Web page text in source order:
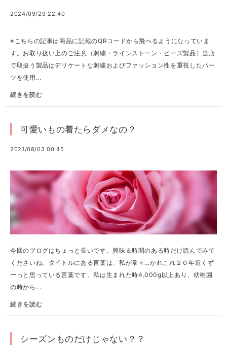
2024/09/29 22:40
※こちらの記事は商品に記載のQRコードから飛べるようになっていま
す。お取り扱い上のご注意（刺繍・ラインストーン・ビーズ製品）当店
で取扱う製品はデリケートな刺繍およびファッション性を重視したパー
ツを使用...
続きを読む
可愛いもの着たらダメなの？
2021/08/03 00:45
今回のブログはちょっと長いです。興味＆時間のある時だけ読んでみて
くださいね。タイトルにある言葉は、私が常々…かれこれ２０年近くず
ーっと思っている言葉です。私は生まれた時4,000g以上あり、幼稚園
の時から...
続きを読む
シーズンものだけじゃない？？